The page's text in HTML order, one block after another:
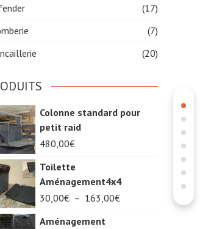
(17)
(7)
(20)
Colonne standard pour
petit raid
480,00€
Toilette
Aménagement4x4
30,00€ – 163,00€Plage
Aménagement